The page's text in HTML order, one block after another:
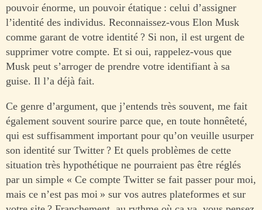
pouvoir énorme, un pouvoir étatique : celui d’assigner
l’identité des individus. Reconnaissez-vous Elon Musk
comme garant de votre identité ? Si non, il est urgent de
supprimer votre compte. Et si oui, rappelez-vous que
Musk peut s’arroger de prendre votre identifiant à sa
guise. Il l’a déjà fait.
Ce genre d’argument, que j’entends très souvent, me fait
également souvent sourire parce que, en toute honnêteté,
qui est suffisamment important pour qu’on veuille usurper
son identité sur Twitter ? Et quels problèmes de cette
situation très hypothétique ne pourraient pas être réglés
par un simple « Ce compte Twitter se fait passer pour moi,
mais ce n’est pas moi » sur vos autres plateformes et sur